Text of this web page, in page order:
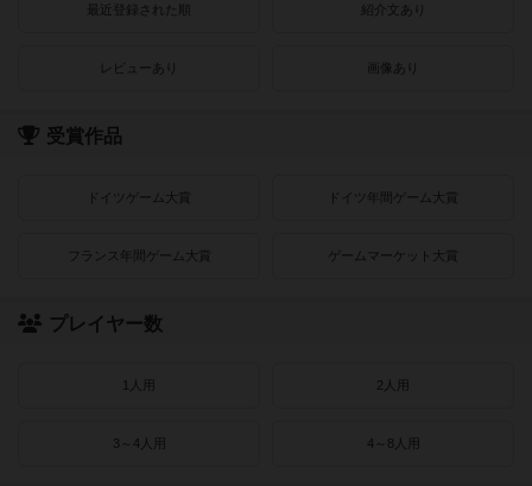
最近登録された順 紹介文あり
レビューあり 画像あり
受賞作品
ドイツゲーム大賞 ドイツ年間ゲーム大賞
フランス年間ゲーム大賞 ゲームマーケット大賞
プレイヤー数
1人用 2人用
3～4人用 4～8人用